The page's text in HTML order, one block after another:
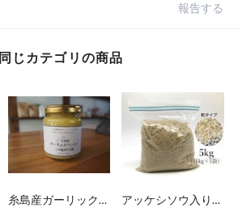
報告する
同じカテゴリの商品
糸島産ガーリックペ
アッケシソウ入り3